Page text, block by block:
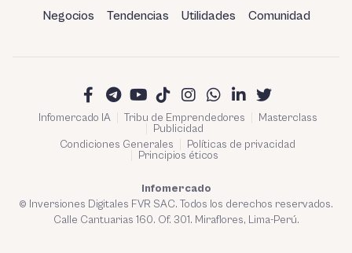
Negocios Tendencias Utilidades Comunidad
Infomercado IA Tribu de Emprendedores
Masterclass
Publicidad
Condiciones Generales
Políticas de privacidad
Principios éticos
Infomercado
© Inversiones Digitales FVR SAC. Todos los derechos reservados.
Calle Cantuarias 160. Of. 301. Miraflores, Lima-Perú.